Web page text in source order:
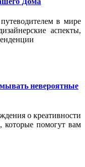
в мире
аспекты,
невероятные
о креативности
которые помогут вам